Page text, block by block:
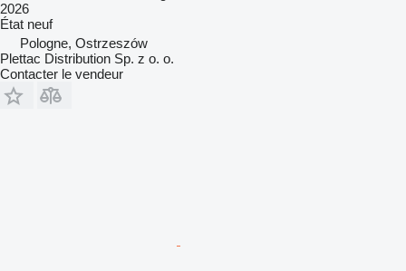
2026
État neuf
Pologne, Ostrzeszów
Plettac Distribution Sp. z o. o.
Contacter le vendeur